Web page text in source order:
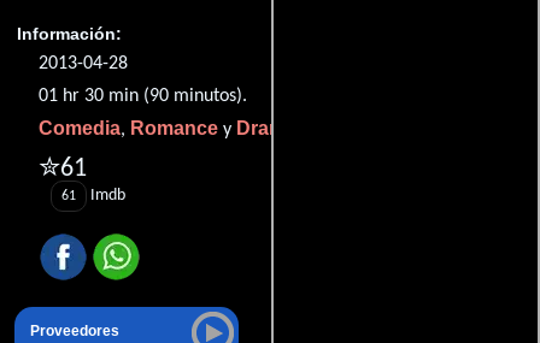
Información:
2013-04-28
01 hr 30 min (90 minutos).
Comedia, Romance y Drama
✮61
61 Imdb
Proveedores